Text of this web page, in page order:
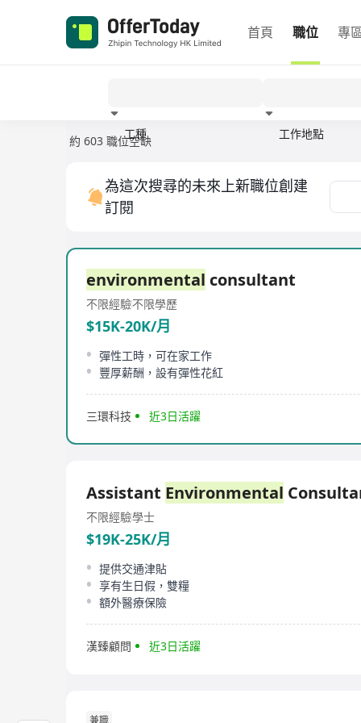
首頁 職位 專
工種
工作地點
約 603 職位空缺
為這次搜尋的未來上新職位創建
訂閱
environmental consultant
不限經驗不限學歷
$15K-20K/月
彈性工時，可在家工作
豐厚薪酬，設有彈性花紅
三環科技 近3日活躍
Assistant Environmental
不限經驗學士
$19K-25K/月
提供交通津貼
享有生日假，雙糧
額外醫療保險
漢臻顧問 近3日活躍
兼職